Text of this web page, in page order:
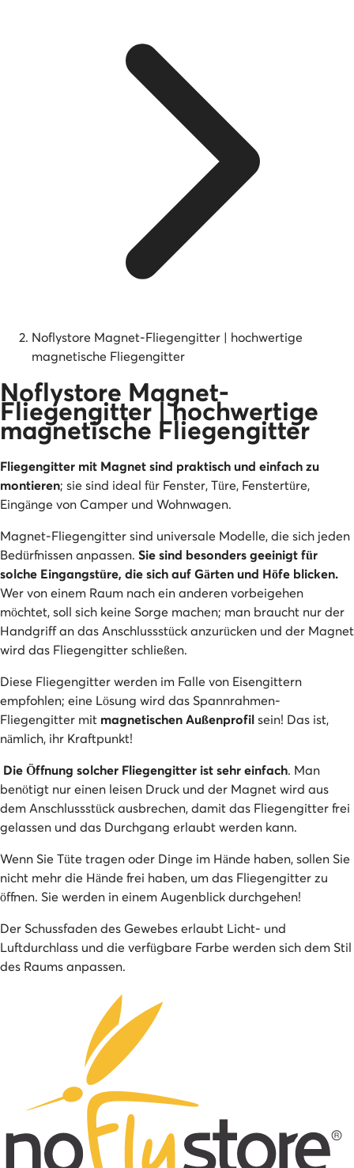
Noflystore Magnet-Fliegengitter | hochwertige
magnetische Fliegengitter
Noflystore Magnet-
Fliegengitter | hochwertige
magnetische Fliegengitter
Fliegengitter mit Magnet sind praktisch und einfach zu
montieren; sie sind ideal für Fenster, Türe, Fenstertüre,
Eingänge von Camper und Wohnwagen.
Magnet-Fliegengitter sind universale Modelle, die sich jeden
Bedürfnissen anpassen. Sie sind besonders geeinigt für
solche Eingangstüre, die sich auf Gärten und Höfe blicken.
Wer von einem Raum nach ein anderen vorbeigehen
möchtet, soll sich keine Sorge machen; man braucht nur der
Handgriff an das Anschlussstück anzurücken und der Magnet
wird das Fliegengitter schließen.
Diese Fliegengitter werden im Falle von Eisengittern
empfohlen; eine Lösung wird das Spannrahmen-
Fliegengitter mit magnetischen Außenprofilsein! Das ist,
nämlich, ihr Kraftpunkt!
Die Öffnung solcher Fliegengitter ist sehr einfach. Man
benötigt nur einen leisen Druck und der Magnet wird aus
dem Anschlussstück ausbrechen, damit das Fliegengitter frei
gelassen und das Durchgang erlaubt werden kann.
Wenn Sie Tüte tragen oder Dinge im Hände haben, sollen Sie
nicht mehr die Hände frei haben, um das Fliegengitter zu
öffnen. Sie werden in einem Augenblick durchgehen!
Der Schussfaden des Gewebes erlaubt Licht- und
Luftdurchlass und die verfügbare Farbe werden sich dem Stil
des Raums anpassen.